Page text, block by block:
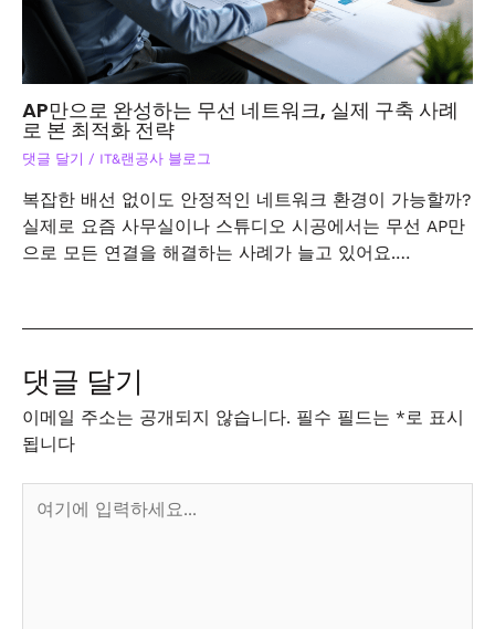
AP만으로 완성하는 무선 네트워크, 실제 구축 사례
로 본 최적화 전략
댓글 달기 / IT&랜공사 블로그
복잡한 배선 없이도 안정적인 네트워크 환경이 가능할까?
실제로 요즘 사무실이나 스튜디오 시공에서는 무선 AP만
으로 모든 연결을 해결하는 사례가 늘고 있어요.…
댓글 달기
이메일 주소는 공개되지 않습니다. 필수 필드는 * 로 표시
됩니다